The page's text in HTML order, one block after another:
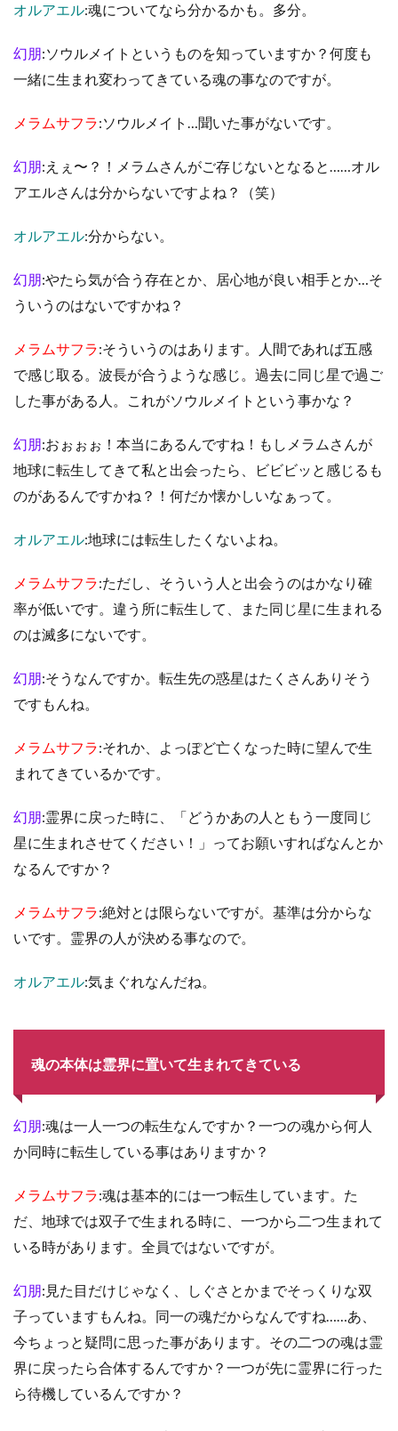
オルアエル:魂についてなら分かるかも。多分。
幻朋:ソウルメイトというものを知っていますか？何度も
一緒に生まれ変わってきている魂の事なのですが。
メラムサフラ:ソウルメイト…聞いた事がないです。
幻朋:えぇ〜？！メラムさんがご存じないとなると……オル
アエルさんは分からないですよね？（笑）
オルアエル:分からない。
幻朋:やたら気が合う存在とか、居心地が良い相手とか…そ
ういうのはないですかね？
メラムサフラ:そういうのはあります。人間であれば五感
で感じ取る。波長が合うような感じ。過去に同じ星で過ご
した事がある人。これがソウルメイトという事かな？
幻朋:おぉぉぉ！本当にあるんですね！もしメラムさんが
地球に転生してきて私と出会ったら、ビビビッと感じるも
のがあるんですかね？！何だか懐かしいなぁって。
オルアエル:地球には転生したくないよね。
メラムサフラ:ただし、そういう人と出会うのはかなり確
率が低いです。違う所に転生して、また同じ星に生まれる
のは滅多にないです。
幻朋:そうなんですか。転生先の惑星はたくさんありそう
ですもんね。
メラムサフラ:それか、よっぽど亡くなった時に望んで生
まれてきているかです。
幻朋:霊界に戻った時に、「どうかあの人ともう一度同じ
星に生まれさせてください！」ってお願いすればなんとか
なるんですか？
メラムサフラ:絶対とは限らないですが。基準は分からな
いです。霊界の人が決める事なので。
オルアエル:気まぐれなんだね。
魂の本体は霊界に置いて生まれてきている
幻朋:魂は一人一つの転生なんですか？一つの魂から何人
か同時に転生している事はありますか？
メラムサフラ:魂は基本的には一つ転生しています。た
だ、地球では双子で生まれる時に、一つから二つ生まれて
いる時があります。全員ではないですが。
幻朋:見た目だけじゃなく、しぐさとかまでそっくりな双
子っていますもんね。同一の魂だからなんですね……あ、
今ちょっと疑問に思った事があります。その二つの魂は霊
界に戻ったら合体するんですか？一つが先に霊界に行った
ら待機しているんですか？